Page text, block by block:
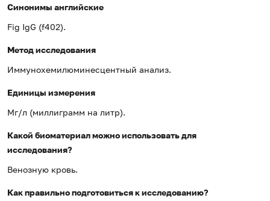
Синонимы английские
Fig IgG (f402).
Метод исследования
Иммунохемилюминесцентный анализ.
Единицы измерения
Мг/л (миллиграмм на литр).
Какой биоматериал можно использовать для
исследования?
Венозную кровь.
Как правильно подготовиться к исследованию?